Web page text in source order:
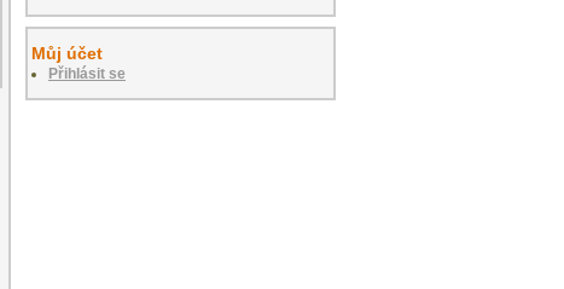
Můj účet
Přihlásit se